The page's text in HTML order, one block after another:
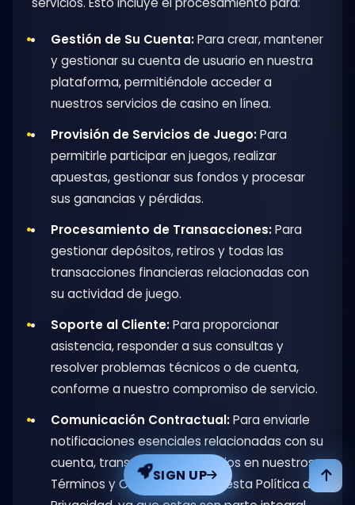
Gestión de Su Cuenta:Para crear, mantener
y gestionar su cuenta de usuario en nuestra
plataforma, permitiéndole acceder a
nuestros servicios de casino en línea.
Provisión de Servicios de Juego:Para
permitirle participar en juegos, realizar
apuestas, gestionar sus fondos y procesar
sus ganancias y pérdidas.
Procesamiento de Transacciones:Para
gestionar depósitos, retiros y todas las
transacciones financieras relacionadas con
su actividad de juego.
Soporte al Cliente:Para proporcionar
asistencia, responder a sus consultas y
resolver problemas técnicos o de cuenta,
conforme a nuestro compromiso de servicio.
Comunicación Contractual:Para enviarle
notificaciones esenciales relacionadas con su
cuenta, transacciones, cambios en nuestros
Términos y Condiciones o en esta Política de
SIGN UP